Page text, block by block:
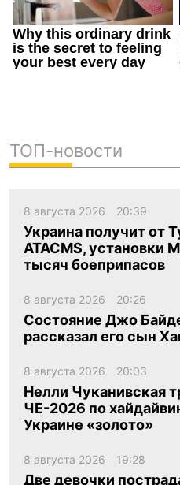
ТОП-новости
8 августа 2026 20:39
Украина получит от
ATACMS, установки
тысяч боеприпасов
8 августа 2026 20:26
Состояние Джо
рассказал его сын
8 августа 2026 20:03
Нелли Чуканивская
ЧЕ-2026 по
Украине «золото»
8 августа 2026 19:28
Две девочки